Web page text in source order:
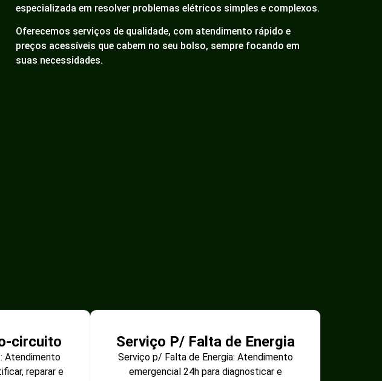
especializada em resolver problemas elétricos simples e complexos.
Oferecemos serviços de qualidade, com atendimento rápido e
preços acessíveis que cabem no seu bolso, sempre focando em
suas necessidades.
circuito
Atendimento
reparar e
Serviço P/ Falta de Energia
Serviço p/ Falta de Energia: Atendimento
emergencial 24h para diagnosticar e